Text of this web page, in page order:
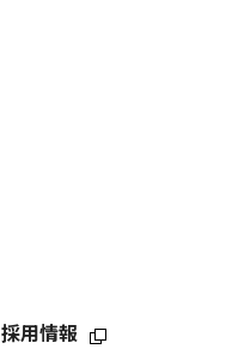
採用情報